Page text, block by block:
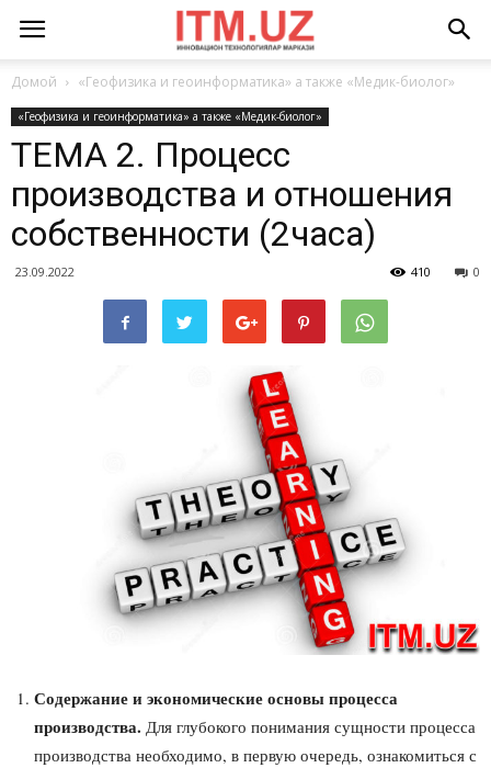
Домой «Геофизика и геоинформатика» а также «Медик-биолог»
«Геофизика и геоинформатика» а также «Медик-биолог»
ТЕМА 2. Процесс
производства и отношения
собственности (2часа)
23.09.2022 0
410
Содержание и экономические основы процесса
производства. Для глубокого понимания сущности процесса
производства необходимо, в первую очередь, ознакомиться с